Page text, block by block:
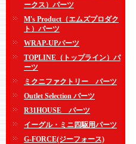
ークス）パーツ
M's Product（エムズプロダク
ト）パーツ
WRAP-UPパーツ
TOPLINE（トップライン）パ
ーツ
ミクニファクトリー パーツ
Outlet Selection パーツ
R31HOUSE パーツ
イーグル・ミニ四駆用パーツ
G-FORCE(ジーフォース)